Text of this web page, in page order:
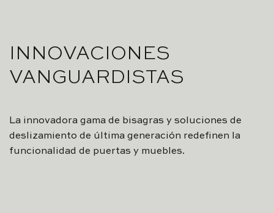
INNOVACIONES
VANGUARDISTAS
La innovadora gama de bisagras y soluciones de
deslizamiento de última generación redefinen la
funcionalidad de puertas y muebles.